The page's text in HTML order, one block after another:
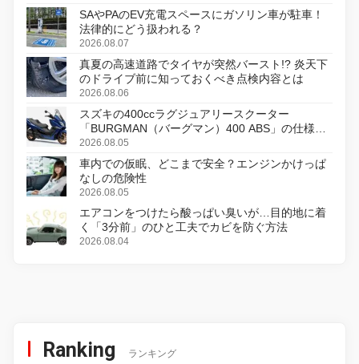
SAやPAのEV充電スペースにガソリン車が駐車！
法律的にどう扱われる？
2026.08.07
真夏の高速道路でタイヤが突然バースト!? 炎天下
のドライブ前に知っておくべき点検内容とは
2026.08.06
スズキの400ccラグジュアリースクーター
「BURGMAN（バーグマン）400 ABS」の仕様を
変更し、8月18日に発売
2026.08.05
車内での仮眠、どこまで安全？エンジンかけっぱ
なしの危険性
2026.08.05
エアコンをつけたら酸っぱい臭いが…目的地に着
く「3分前」のひと工夫でカビを防ぐ方法
2026.08.04
Ranking ランキング